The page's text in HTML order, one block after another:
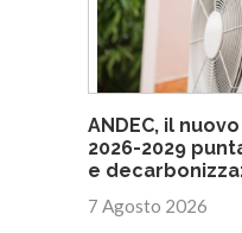
ANDEC, il
2026-2029
e
7 Agosto 2026